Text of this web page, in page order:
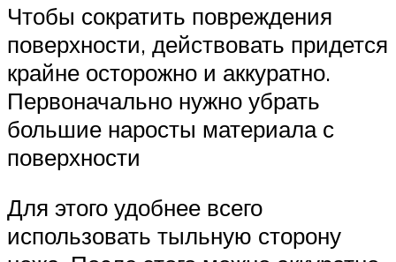
Чтобы сократить повреждения
поверхности, действовать придется
крайне осторожно и аккуратно.
Первоначально нужно убрать
большие наросты материала с
поверхности
Для этого удобнее всего
использовать тыльную сторону